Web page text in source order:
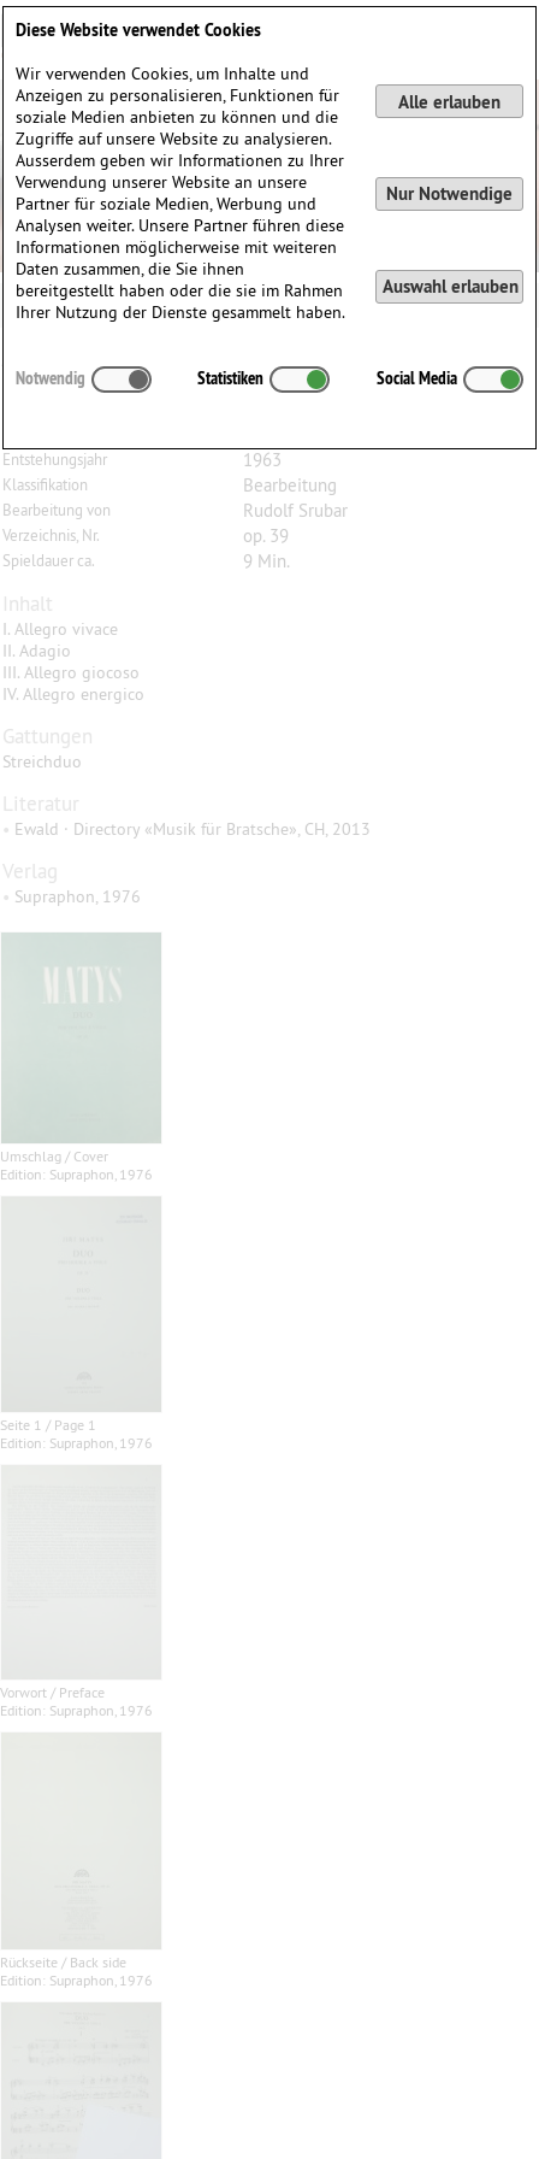
Duo, op. 39, für Violine und Bratsche
Entstehungsjahr 1963
Klassifikation Bearbeitung
Bearbeitung von Rudolf Srubar
Verzeichnis, Nr. op. 39
Spieldauer ca. 9 Min.
Inhalt
I. Allegro vivace
II. Adagio
III. Allegro giocoso
IV. Allegro energico
Gattungen
Streichduo
Literatur
• Ewald · Directory «Musik für Bratsche», CH, 2013
Verlag
• Supraphon, 1976
Umschlag / Cover
Edition: Supraphon, 1976
Seite 1 / Page 1
Edition: Supraphon, 1976
Vorwort / Preface
Edition: Supraphon, 1976
Rückseite / Back side
Edition: Supraphon, 1976
Diese Website verwendet Cookies
Wir verwenden Cookies, um Inhalte und
Anzeigen zu personalisieren, Funktionen für
soziale Medien anbieten zu können und die
Zugriffe auf unsere Website zu analysieren.
Ausserdem geben wir Informationen zu Ihrer
Verwendung unserer Website an unsere
Partner für soziale Medien, Werbung und
Analysen weiter. Unsere Partner führen diese
Informationen möglicherweise mit weiteren
Daten zusammen, die Sie ihnen
bereitgestellt haben oder die sie im Rahmen
Ihrer Nutzung der Dienste gesammelt haben.
Alle erlauben
Nur Notwendige
Auswahl erlauben
Notwendig Statistiken Social Media